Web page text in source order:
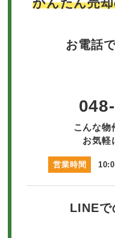
お電話
こんな物
お気軽
営業時間
LINEで